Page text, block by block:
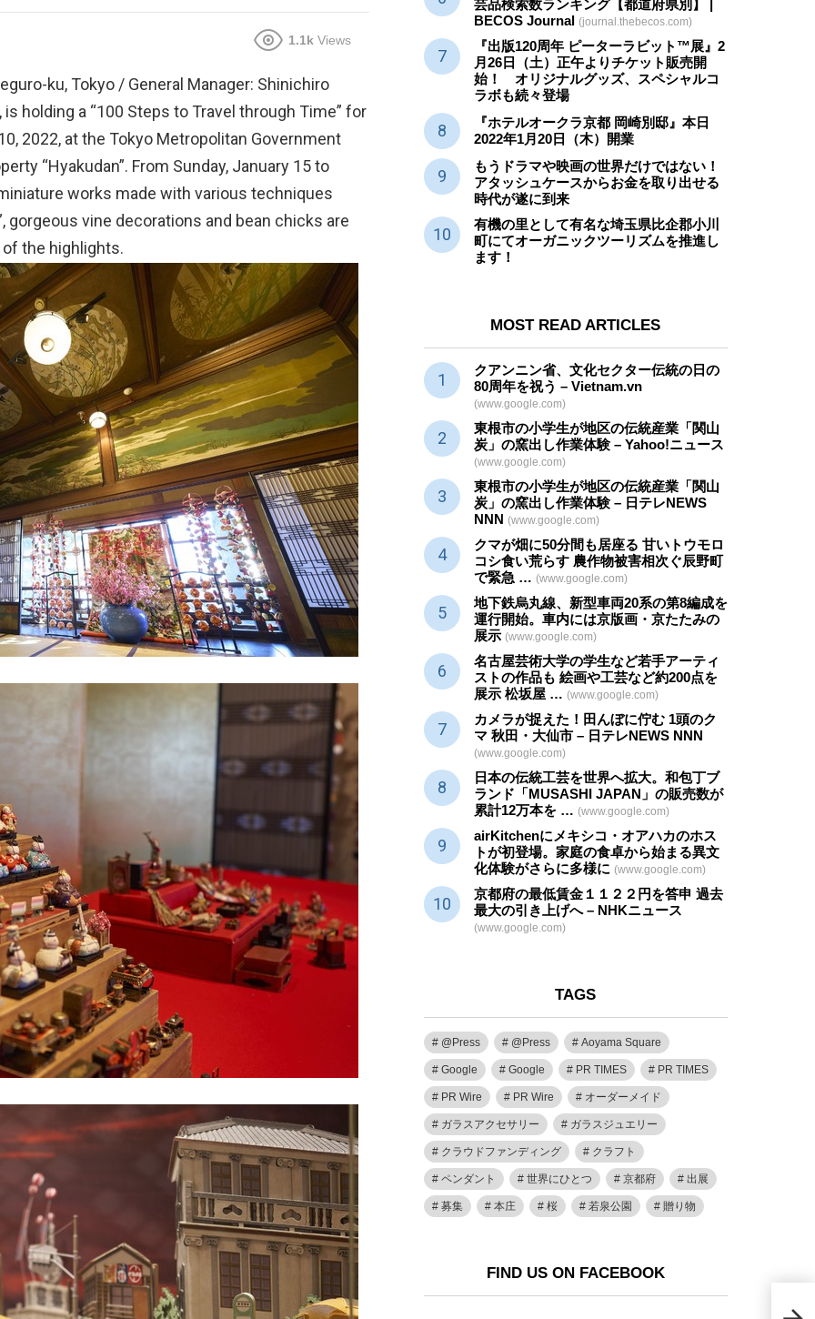
1.1k Views
ku, Tokyo / General Manager: Shinichiro
holding a “100 Steps to Travel through Time” for
2022, at the Tokyo Metropolitan Government
“Hyakudan”. From Sunday, January 15 to
works made with various techniques
gorgeous vine decorations and bean chicks are
the highlights.
「
芸品検索数ランキング【都道府県別】 |
BECOS Journal (journal.thebecos.com)
『出版120周年 ピーターラビット™展』2
月26日（土）正午よりチケット販売開
始！ オリジナルグッズ、スペシャルコ
ラボも続々登場
『ホテルオークラ京都 岡崎別邸』本日
2022年1月20日（木）開業
もうドラマや映画の世界だけではない！
アタッシュケースからお金を取り出せる
時代が遂に到来
有機の里として有名な埼玉県比企郡小川
町にてオーガニックツーリズムを推進し
ます！
MOST READ ARTICLES
クアンニン省、文化セクター伝統の日の
80周年を祝う – Vietnam.vn
(www.google.com)
東根市の小学生が地区の伝統産業 「関山
炭」の窯出し作業体験 – Yahoo!ニュース
(www.google.com)
東根市の小学生が地区の伝統産業 「関山
炭」の窯出し作業体験 – 日テレNEWS
NNN (www.google.com)
クマが畑に50分間も居座る 甘いトウモロ
コシ食い荒らす 農作物被害相次ぐ辰野町
で緊急 … (www.google.com)
地下鉄烏丸線、新型車両20系の第8編成を
運行開始。車内には京版画・京たたみの
展示 (www.google.com)
名古屋芸術大学の学生など若手アーティ
ストの作品も 絵画や工芸など約200点を
展示 松坂屋 … (www.google.com)
カメラが捉えた！田んぼに佇む 1頭のク
マ 秋田・大仙市 – 日テレNEWS NNN
(www.google.com)
日本の伝統工芸を世界へ拡大。和包丁ブ
ランド「MUSASHI JAPAN」の販売数が
累計12万本を … (www.google.com)
airKitchenにメキシコ・オアハカのホス
トが初登場。家庭の食卓から始まる異文
化体験がさらに多様に (www.google.com)
京都府の最低賃金１１２２円を答申 過去
最大の引き上げへ – NHKニュース
(www.google.com)
TAGS
@Press @Press Aoyama Square
Google Google PR TIMES PR TIMES
PR Wire PR Wire オーダーメイド
ガラスアクセサリー ガラスジュエリー
クラウドファンディング クラフト
ペンダント 世界にひとつ 京都府 出展
募集 本庄 桜 若泉公園 贈り物
FIND US ON FACEBOOK